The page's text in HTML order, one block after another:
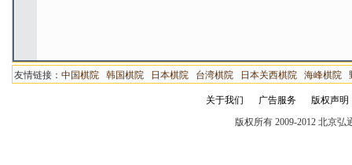
友情链接： 中国棋院 韩国棋院 日本棋院 台湾棋院 日本关西棋院 海峰棋院
关于我们 广告服务
版权声明
版权所有 2009-2012 北京